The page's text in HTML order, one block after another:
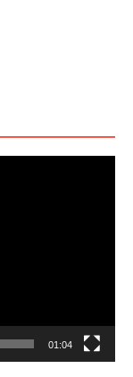
01:04